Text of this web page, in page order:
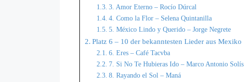
3. Amor Eterno – Rocío Dúrcal
4. Como la Flor – Selena Quintanilla
5. México Lindo y Querido – Jorge Negrete
Platz 6 – 10 der bekanntesten Lieder aus Mexiko
6. Eres – Café Tacvba
7. Si No Te Hubieras Ido – Marco Antonio Solís
8. Rayando el Sol – Maná